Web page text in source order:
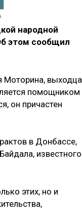
народной
этом сообщил
Моторина, выходца
помощником
он причастен
в Донбассе,
известного
этих, но и